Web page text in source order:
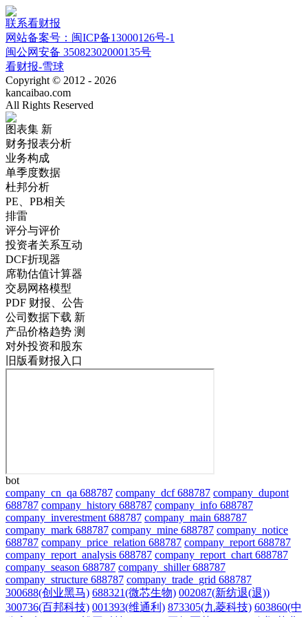
联系看财报
网站备案号：闽ICP备13000126号-1
闽公网安备 35082302000135号
看财报-雪球
Copyright © 2012 - 2026
kancaibao.com
All Rights Reserved
图表集 新
财务报表分析
业务构成
单季度数据
杜邦分析
PE、PB相关
排雷
评分与评价
投资者关系互动
DCF折现器
席勒估值计算器
交易网格模型
PDF 财报、公告
公司数据下载 新
产品价格趋势 测
对外投资和股东
旧版看财报入口
bot
company_cn_qa 688787 company_dcf 688787 company_dupont
688787 company_history 688787 company_info 688787
company_inverestment 688787 company_main 688787
company_mark 688787 company_mine 688787 company_notice
688787 company_price_relation 688787 company_report 688787
company_report_analysis 688787 company_report_chart 688787
company_season 688787 company_shiller 688787
company_structure 688787 company_trade_grid 688787
300688(创业黑马) 688321(微芯生物) 002087(新纺退(退))
300736(百邦科技) 001393(维通利) 873305(九菱科技) 603860(中